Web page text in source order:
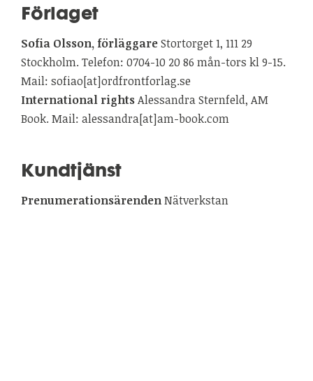
Förlaget
Sofia Olsson, förläggareStortorget 1, 111 29
Stockholm. Telefon: 0704-10 20 86 mån-tors kl 9-15.
Mail: sofiao[at]ordfrontforlag.se
International rightsAlessandra Sternfeld, AM
Book. Mail: alessandra[at]am-book.com
Kundtjänst
PrenumerationsärendenNätverkstan